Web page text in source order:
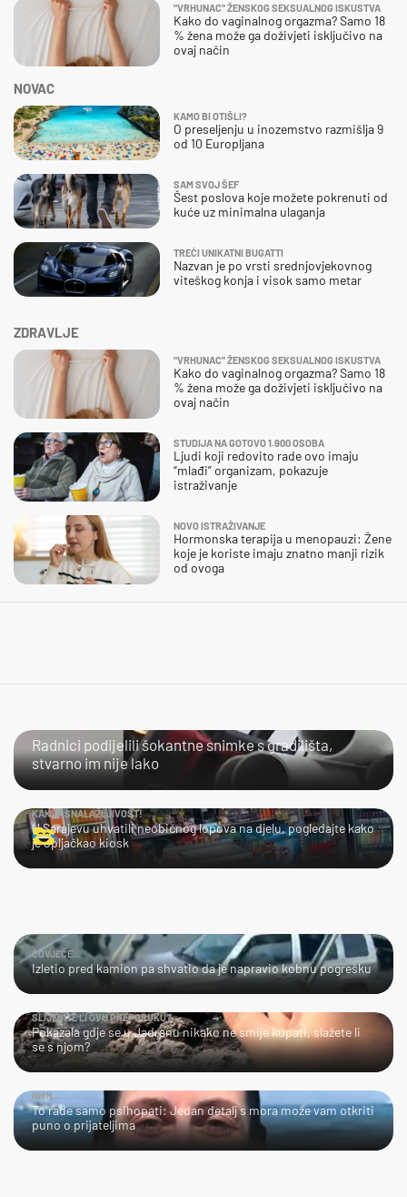
ZDRAVLJE
"VRHUNAC" ŽENSKOG SEKSUALNOG ISKUSTVA
Kako do vaginalnog orgazma? Samo 18
% žena može ga doživjeti isključivo na
ovaj način
STUDIJA NA GOTOVO 1.900 OSOBA
Ljudi koji redovito rade ovo imaju
“mlađi” organizam, pokazuje
istraživanje
NOVO ISTRAŽIVANJE
Hormonska terapija u menopauzi: Žene
koje je koriste imaju znatno manji rizik
od ovoga
NOVAC
KAMO BI OTIŠLI?
O preseljenju u inozemstvo razmišlja 9
od 10 Europljana
SAM SVOJ ŠEF
Šest poslova koje možete pokrenuti od
kuće uz minimalna ulaganja
TREĆI UNIKATNI BUGATTI
Nazvan je po vrsti srednjovjekovnog
viteškog konja i visok samo metar
"VRHUNAC" ŽENSKOG SEKSUALNOG ISKUSTVA
Kako do vaginalnog orgazma? Samo 18
% žena može ga doživjeti isključivo na
ovaj način
Radnici podijelili šokantne snimke s gradilišta,
stvarno im nije lako
KAKVA SNALAŽLJIVOST!
U Sarajevu uhvatili neobičnog lopova na djelu, pogledajte kako
je opljačkao kiosk
ČOVJEČE...
Izletio pred kamion pa shvatio da je napravio kobnu pogrešku
SLIJEDITE LI OVU PREPORUKU?
Pokazala gdje se u Jadranu nikako ne smije kupati, slažete li
se s njom?
HMM…
To rade samo psihopati: Jedan detalj s mora može vam otkriti
puno o prijateljima